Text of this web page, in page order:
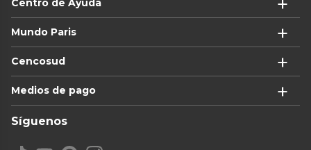
Mundo Paris
Cencosud
Medios de pago
Síguenos